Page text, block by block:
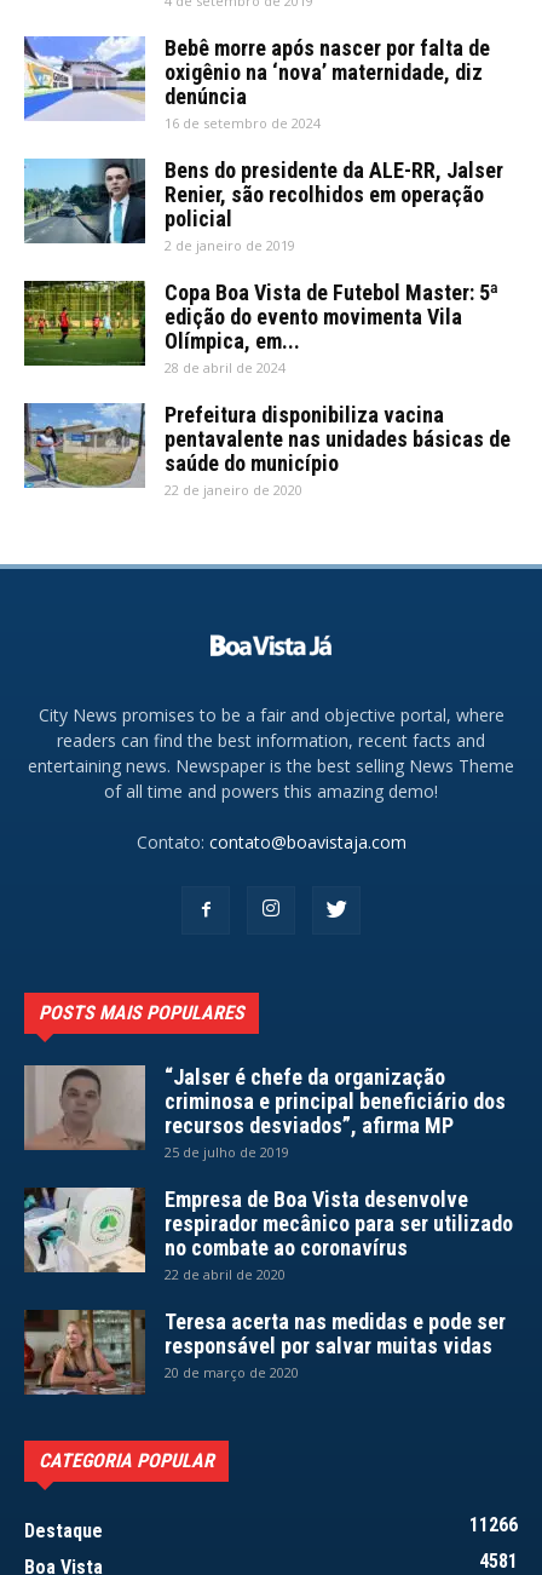
Bebê morre após nascer por falta de
oxigênio na ‘nova’ maternidade, diz
denúncia
16 de setembro de 2024
Bens do presidente da ALE-RR, Jalser
Renier, são recolhidos em operação
policial
2 de janeiro de 2019
Copa Boa Vista de Futebol Master: 5ª
edição do evento movimenta Vila
Olímpica, em...
28 de abril de 2024
Prefeitura disponibiliza vacina
pentavalente nas unidades básicas de
saúde do município
22 de janeiro de 2020
City News promises to be a fair and objective portal, where
readers can find the best information, recent facts and
entertaining news. Newspaper is the best selling News Theme
of all time and powers this amazing demo!
Contato: contato@boavistaja.com
POSTS MAIS POPULARES
“Jalser é chefe da organização
criminosa e principal beneficiário dos
recursos desviados”, afirma MP
25 de julho de 2019
Empresa de Boa Vista desenvolve
respirador mecânico para ser utilizado
no combate ao coronavírus
22 de abril de 2020
Teresa acerta nas medidas e pode ser
responsável por salvar muitas vidas
20 de março de 2020
CATEGORIA POPULAR
Destaque
11266
Boa Vista
4581